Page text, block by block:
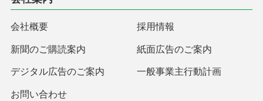
会社概要 採用情報
新聞のご購読案内 紙面広告のご案内
デジタル広告のご案内 一般事業主行動計画
お問い合わせ